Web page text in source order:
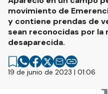
movimiento de
y contiene prendas de
sean reconocidas por la
desaparecida.
19 de junio de 2023 | 01:06